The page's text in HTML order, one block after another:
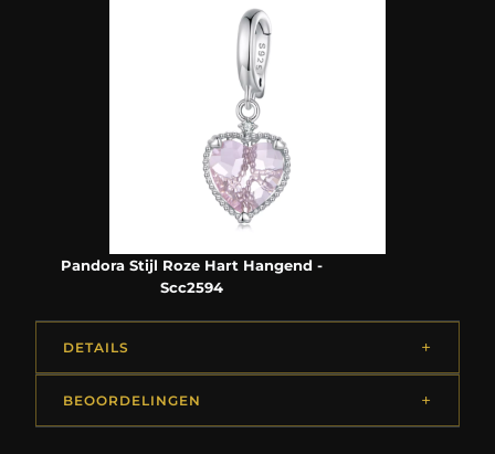
Pandora Stijl Roze Hart Hangend -
Scc2594
DETAILS
BEOORDELINGEN